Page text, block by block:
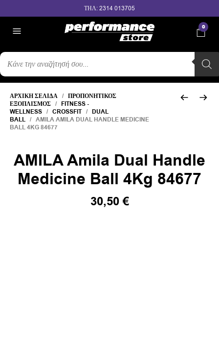
ΤΗΛ: 2314 013705
0
ΑΝΑΖΉΤΗΣΗ
ΠΡΟΪΌΝΤΩΝ
ΑΡΧΙΚΉ ΣΕΛΊΔΑ / ΠΡΟΠΟΝΗΤΙΚΌΣ
ΕΞΟΠΛΙΣΜΌΣ / FITNESS -
WELLNESS / CROSSFIT / DUAL
BALL / AMILA AMILA DUAL HANDLE MEDICINE
BALL 4KG 84677
AMILA Amila Dual Handle
Medicine Ball 4Kg 84677
30,50€